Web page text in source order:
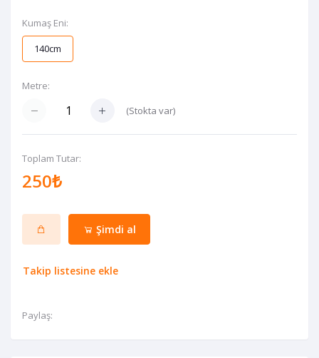
Kumaş Eni:
140cm
Metre:
(Stokta var)
Toplam Tutar:
250₺
Şimdi al
Takip listesine ekle
Paylaş: